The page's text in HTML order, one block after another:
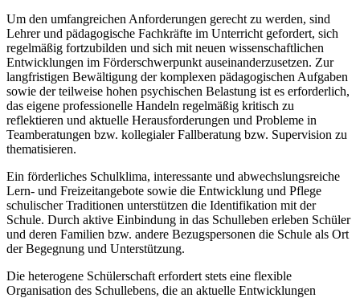
Um den umfangreichen Anforderungen gerecht zu werden, sind
Lehrer und pädagogische Fachkräfte im Unterricht gefordert, sich
regelmäßig fortzubilden und sich mit neuen wissenschaftlichen
Entwicklungen im Förderschwerpunkt auseinanderzusetzen. Zur
langfristigen Bewältigung der komplexen pädagogischen Aufgaben
sowie der teilweise hohen psychischen Belastung ist es erforderlich,
das eigene professionelle Handeln regelmäßig kritisch zu
reflektieren und aktuelle Herausforderungen und Probleme in
Teamberatungen bzw. kollegialer Fallberatung bzw. Supervision zu
thematisieren.
Ein förderliches Schulklima, interessante und abwechslungsreiche
Lern- und Freizeitangebote sowie die Entwicklung und Pflege
schulischer Traditionen unterstützen die Identifikation mit der
Schule. Durch aktive Einbindung in das Schulleben erleben Schüler
und deren Familien bzw. andere Bezugspersonen die Schule als Ort
der Begegnung und Unterstützung.
Die heterogene Schülerschaft erfordert stets eine flexible
Organisation des Schullebens, die an aktuelle Entwicklungen